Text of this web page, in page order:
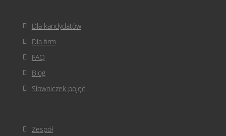
Dla kandydatów
Dla firm
FAQ
Blog
Słowniczek pojęć
Zespół